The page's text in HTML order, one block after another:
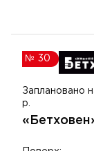
№ 30
Заплановано
р.